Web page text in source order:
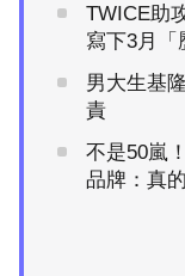
TWICE助
寫下3月「
男大生基
責
不是50嵐
品牌：真